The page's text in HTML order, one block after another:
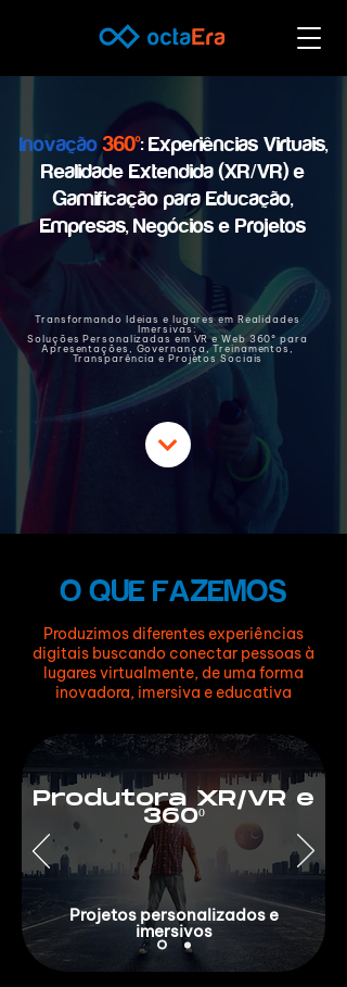
Inovação 360º: Experiências Virtuais,
Realidade Extendida (XR/VR) e
Gamificação para Educação,
Empresas, Negócios e Projetos
Transformando Ideias e lugares em Realidades
Imersivas:
Soluções Personalizadas em VR e Web 360º para
Apresentações, Governança, Treinamentos,
Transparência e Projetos Sociais
O QUE FAZEMOS
Produzimos diferentes experiências
digitais buscando conectar pessoas à
lugares virtualmente, de uma forma
inovadora, imersiva e educativa
Produtora XR/VR e
360º
Projetos personalizados e
imersivos